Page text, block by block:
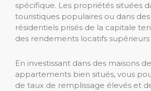
spécifique. Les propriétés situées
touristiques populaires ou dans
résidentiels prisés de la capitale
des rendements locatifs supérieurs
En investissant dans des maisons
appartements bien situés, vous
de taux de remplissage élevés et